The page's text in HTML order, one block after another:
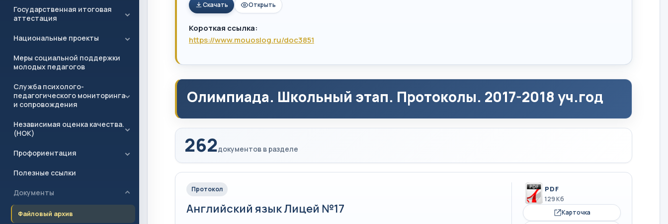
Государственная итоговая
аттестация
Национальные проекты
Меры социальной поддержки
молодых педагогов
Служба психолого-
педагогического мониторинга
и сопровождения
Независимая оценка качества.
(НОК)
Профориентация
Полезные ссылки
Документы
Файловый архив
Скачать Открыть
Короткая ссылка:
https://www.mouoslog.ru/doc3851
Олимпиада. Школьный этап. Протоколы. 2017-2018 уч.год
262документов в разделе
Протокол
Английский язык Лицей №17
PDF
129 Кб
Карточка